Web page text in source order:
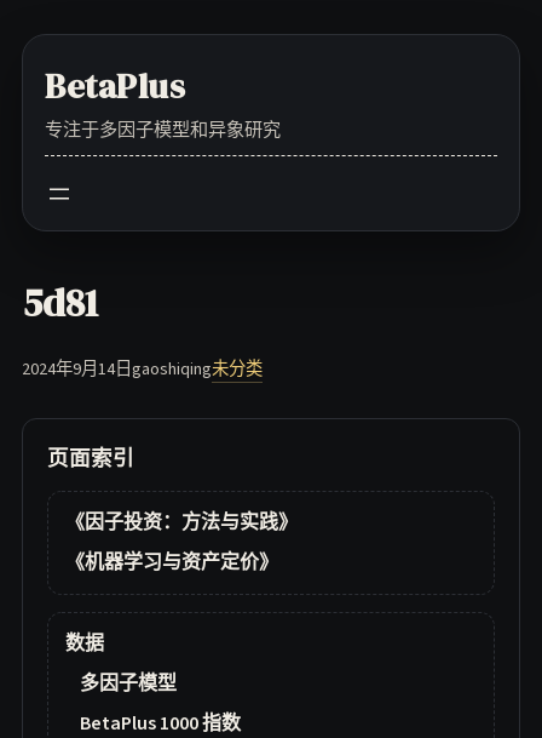
contentBetaPlus
专注于多因子模型和异象研究
5d81
2024年9月14日gaoshiqing未分类
页面索引
《因子投资：方法与实践》
《机器学习与资产定价》
数据
多因子模型
BetaPlus 1000 指数